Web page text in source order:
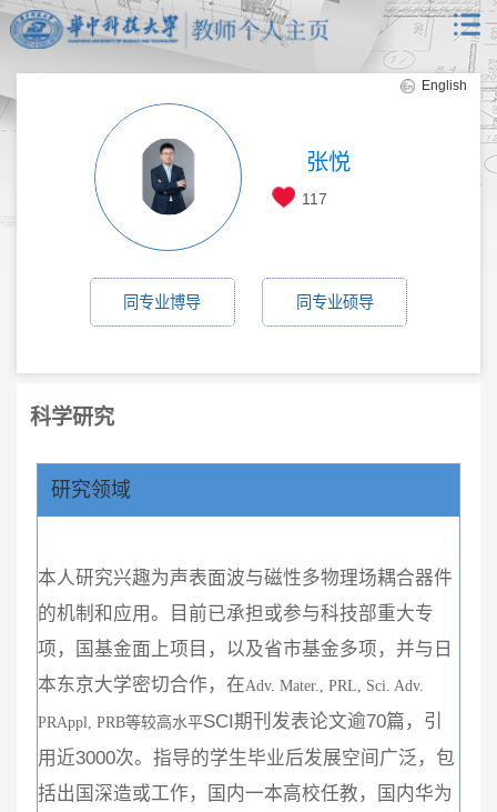
English
张悦
117
同专业博导 同专业硕导
科学研究
研究领域
本人研究兴趣为声表面波与磁性多物理场耦合器件
的机制和应用。目前已承担或参与科技部重大专
项，国基金面上项目，以及省市基金多项，并与日
本东京大学密切合作，在Adv. Mater., PRL, Sci. Adv.
PRAppl, PRB等较高水平SCI期刊发表论文逾70篇，引
用近3000次。指导的学生毕业后发展空间广泛，包
括出国深造或工作，国内一本高校任教，国内华为